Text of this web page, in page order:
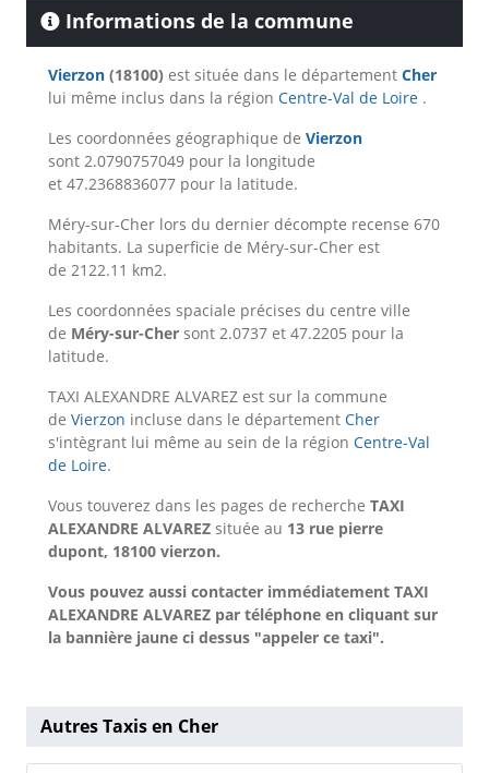
Informations de la commune
Vierzon (18100) est située dans le département Cher
lui même inclus dans la région Centre-Val de Loire .
Les coordonnées géographique de Vierzon
sont 2.0790757049 pour la longitude
et 47.2368836077 pour la latitude.
Méry-sur-Cher lors du dernier décompte recense 670
habitants. La superficie de Méry-sur-Cher est
de 2122.11 km2.
Les coordonnées spaciale précises du centre ville
de Méry-sur-Cher sont 2.0737 et 47.2205 pour la
latitude.
TAXI ALEXANDRE ALVAREZ est sur la commune
de Vierzon incluse dans le département Cher
s'intègrant lui même au sein de la région Centre-Val
de Loire.
Vous touverez dans les pages de recherche TAXI
ALEXANDRE ALVAREZ située au 13 rue pierre
dupont, 18100 vierzon.
Vous pouvez aussi contacter immédiatement TAXI
ALEXANDRE ALVAREZ par téléphone en cliquant sur
la bannière jaune ci dessus "appeler ce taxi".
Autres Taxis en Cher